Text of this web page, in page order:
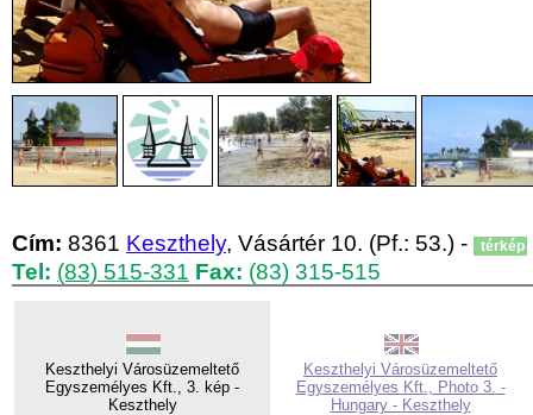
Cím: 8361 Keszthely, Vásártér 10. (Pf.: 53.) - térkép
Tel: (83) 515-331 Fax: (83) 315-515
Keszthelyi Városüzemeltető
Egyszemélyes Kft., 3. kép -
Keszthely
Keszthelyi Városüzemeltető
Egyszemélyes Kft., Photo 3. -
Hungary - Keszthely